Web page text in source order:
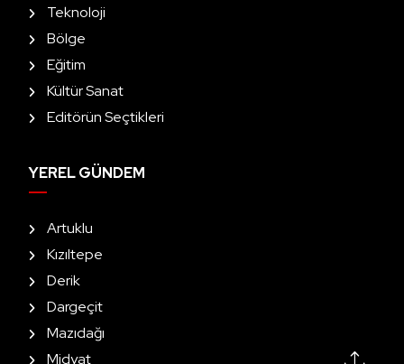
Teknoloji
Bölge
Eğitim
Kültür Sanat
Editörün Seçtikleri
YEREL GÜNDEM
Artuklu
Kızıltepe
Derik
Dargeçit
Mazıdağı
Midyat